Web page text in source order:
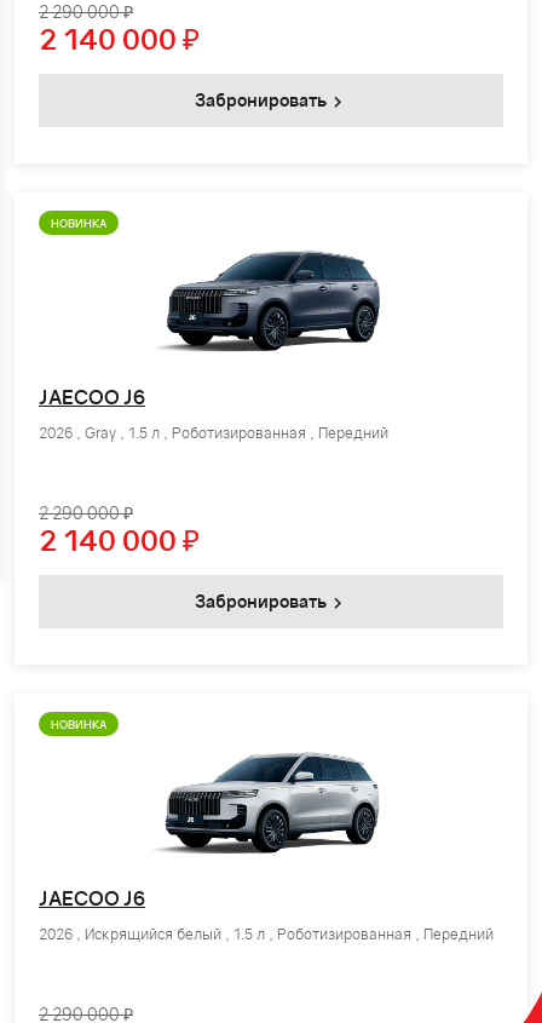
2 290 000 ₽
2 140 000 ₽
Забронировать
НОВИНКА
JAECOO J6
2026 , Gray , 1.5 л , Роботизированная , Передний
2 290 000 ₽
2 140 000 ₽
Забронировать
НОВИНКА
JAECOO J6
2026 , Искрящийся белый , 1.5 л , Роботизированная , Передний
2 290 000 ₽